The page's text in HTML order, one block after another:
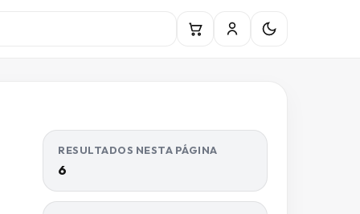
RESULTADOS NESTA PÁGINA
6